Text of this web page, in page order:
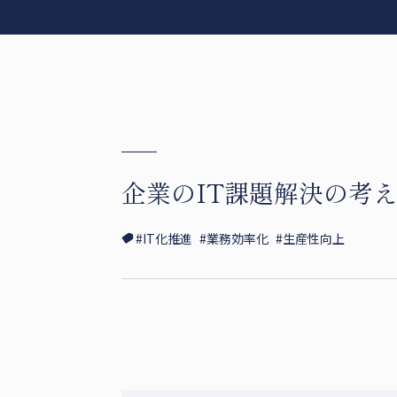
企業のIT課題解決の考
#IT化推進 #業務効率化 #生産性向上